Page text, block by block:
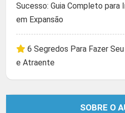
Sucesso: Guia Completo para
em Expansão
6 Segredos Para Fazer
e Atraente
SOBRE O